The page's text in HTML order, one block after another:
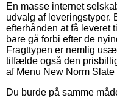
En masse internet
udvalg af leveringstyper.
efterhånden at få leveret
bare gå forbi efter de
Fragttypen er nemlig
tilfælde også den
af Menu New Norm Slate
Du burde på samme